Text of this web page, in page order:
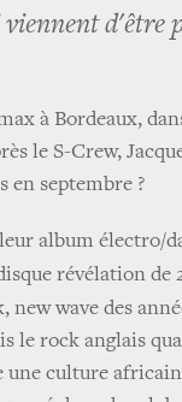
d'être
à Bordeaux,
le S-Crew,
en septembre ?
album électro/
révélation de
wave des
le rock anglais
culture